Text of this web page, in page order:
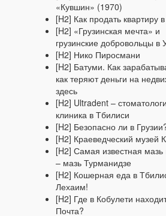
«Кувшин» (1970)
[H2] Как продать квартиру
[H2] «Грузинская мечта» и
грузинские добровольцы в
[H2] Нико Пиросмани
[H2] Батуми. Как
как теряют деньги на
здесь
[H2] Ultradent –
клиника в Тбилиси
[H2] Безопасно ли в
[H2] Краеведческий музей
[H2] Самая известная мазь
– мазь Турманидзе
[H2] Кошерная еда в
Лехаим!
[H2] Где в Кобулети
Почта?